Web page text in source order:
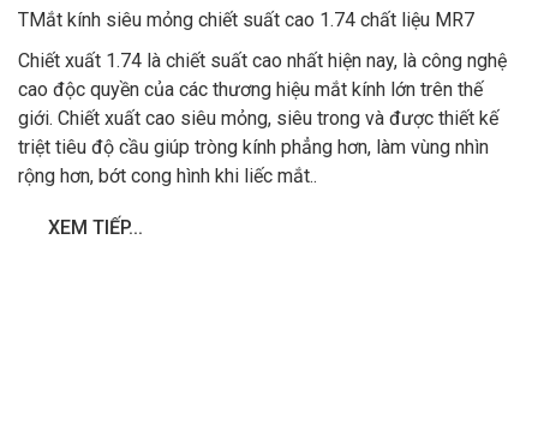
TMắt kính siêu mỏng chiết suất cao 1.74 chất liệu MR7
Chiết xuất 1.74 là chiết suất cao nhất hiện nay, là công nghệ
cao độc quyền của các thương hiệu mắt kính lớn trên thế
giới. Chiết xuất cao siêu mỏng, siêu trong và được thiết kế
triệt tiêu độ cầu giúp tròng kính phẳng hơn, làm vùng nhìn
rộng hơn, bớt cong hình khi liếc mắt..
XEM TIẾP...